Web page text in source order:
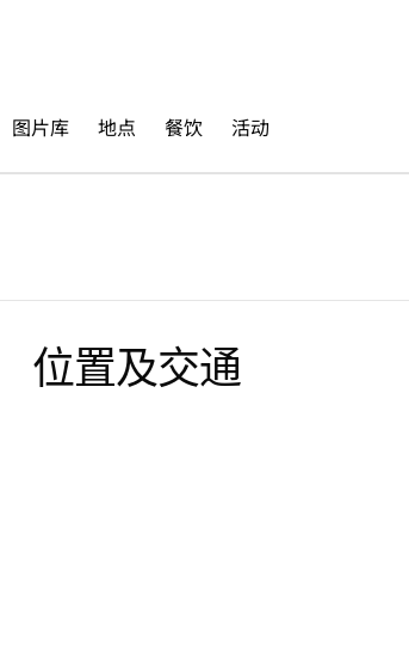
图片库 地点 餐饮 活动
位置及交通